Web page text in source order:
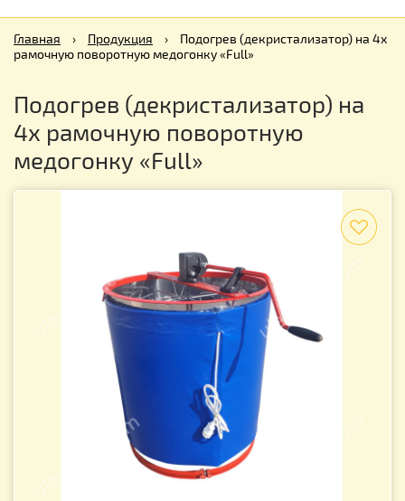
Главная › Продукция ›
Подогрев (декристализатор) на 4х
рамочную поворотную медогонку «Full»
Подогрев (декристализатор) на
4х рамочную поворотную
медогонку «Full»